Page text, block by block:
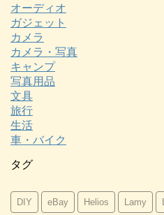
オーディオ
ガジェット
カメラ
カメラ・写真
キャンプ
写真用品
文具
旅行
生活
車・バイク
タグ
DIY eBay Helios Lamy